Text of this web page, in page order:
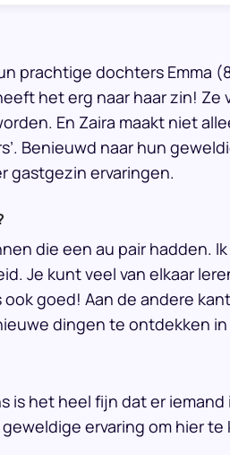
prachtige dochters Emma
het erg naar haar zin! Ze
En Zaira maakt niet
Benieuwd naar hun
gastgezin ervaringen.
die een au pair hadden.
Je kunt veel van elkaar
goed! Aan de andere
dingen te ontdekken
is het heel fijn dat er
ervaring om hier